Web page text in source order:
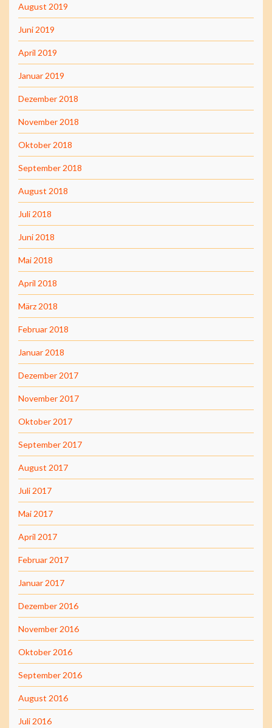
August 2019
Juni 2019
April 2019
Januar 2019
Dezember 2018
November 2018
Oktober 2018
September 2018
August 2018
Juli 2018
Juni 2018
Mai 2018
April 2018
März 2018
Februar 2018
Januar 2018
Dezember 2017
November 2017
Oktober 2017
September 2017
August 2017
Juli 2017
Mai 2017
April 2017
Februar 2017
Januar 2017
Dezember 2016
November 2016
Oktober 2016
September 2016
August 2016
Juli 2016